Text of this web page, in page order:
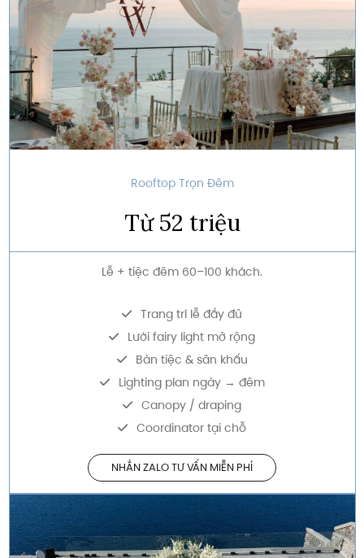
Rooftop Trọn Đêm
Từ 52 triệu
Lễ + tiệc đêm 60–100 khách.
Trang trí lễ đầy đủ
Lưới fairy light mở rộng
Bàn tiệc & sân khấu
Lighting plan ngày → đêm
Canopy / draping
Coordinator tại chỗ
NHẮN ZALO TƯ VẤN MIỄN PHÍ